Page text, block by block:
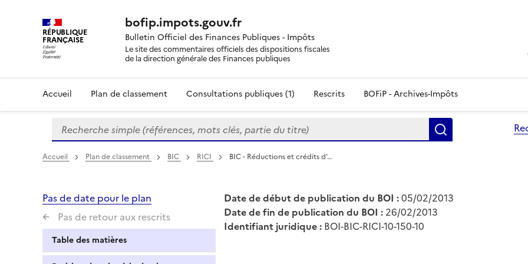
RÉPUBLIQUE
FRANÇAISE
bofip.impots.gouv.fr
Bulletin Officiel des Finances Publiques - Impôts
Le site des commentaires officiels des dispositions fiscales
de la direction générale des Finances publiques
Accueil Plan de classement Consultations publiques (1) Rescrits BOFiP - Archives-Impôts
Formulaire
de
recherche
Recherche simple (références, mots clés, partie du titre)
Accueil Plan de classement BIC RICI BIC - Réductions et crédits d'…
Pas de date pour le plan
Pas de retour aux rescrits
Table des matières
Date de début de publication du BOI :05/02/2013
Date de fin de publication du BOI : 26/02/2013
Identifiant juridique : BOI-BIC-RICI-10-150-10